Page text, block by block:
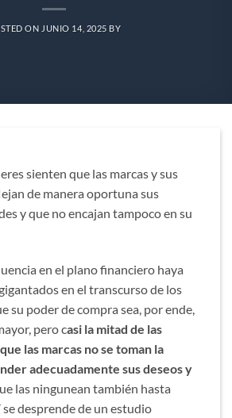
ON JUNIO 14, 2025 BY
sienten que las marcas y sus
de manera oportuna sus
y que no encajan tampoco en su
en el plano financiero haya
en el transcurso de los
su poder de compra sea, por ende,
pero casi la mitad de las
las marcas no se toman la
adecuadamente sus deseos y
las ningunean también hasta
desprende de un estudio